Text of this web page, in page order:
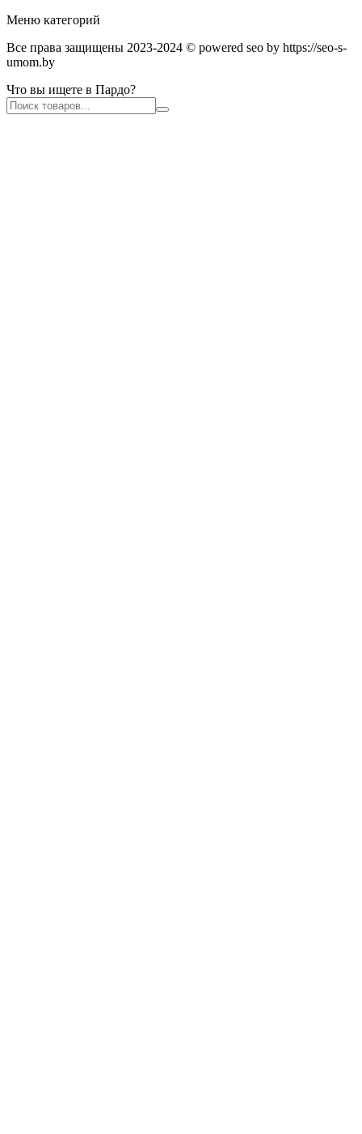
Меню категорий
Все права защищены 2023-2024 © powered seo by https://seo-s-
umom.by
Что вы ищете в Пардо?